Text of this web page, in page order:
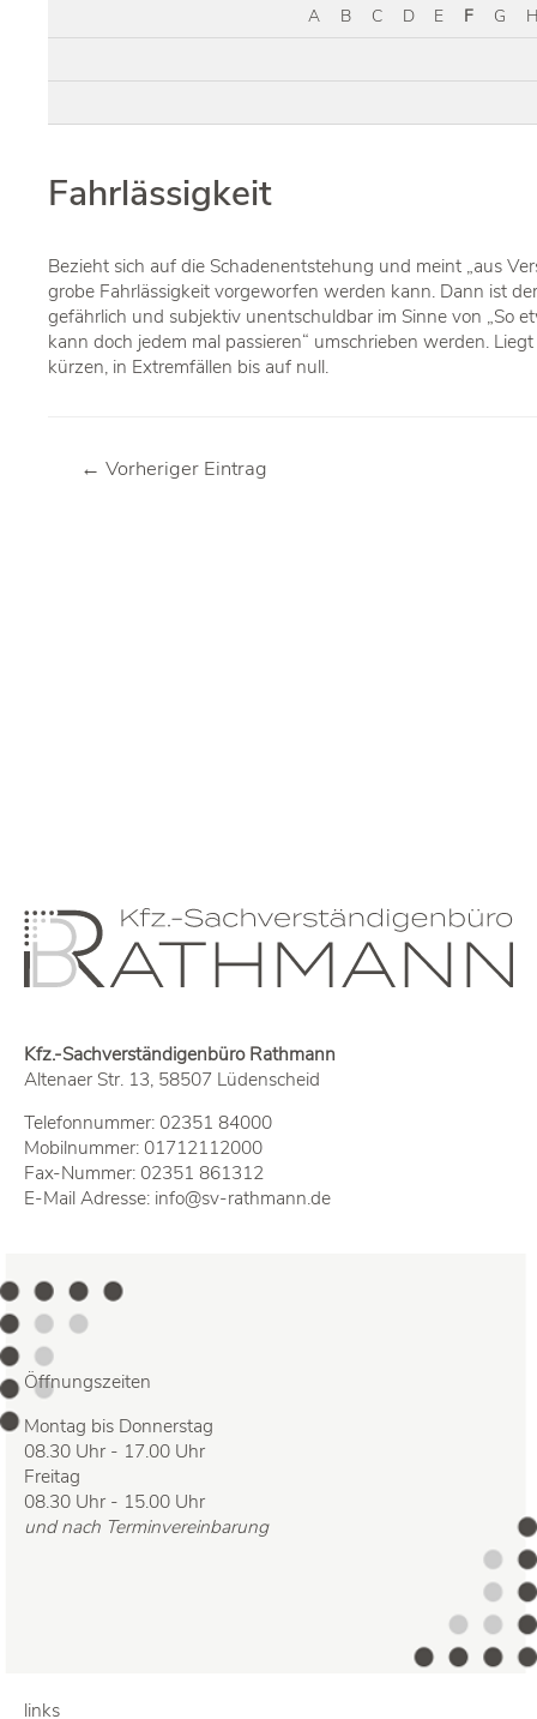
A B C D E F G
Fahrlässigkeit
Bezieht sich auf die Schadenentstehung und meint „aus
grobe Fahrlässigkeit vorgeworfen werden kann. Dann ist
gefährlich und subjektiv unentschuldbar im Sinne von „So
kann doch jedem mal passieren“ umschrieben werden.
kürzen, in Extremfällen bis auf null.
Beitragsnavigation
← Vorheriger Eintrag
Kfz.-Sachverständigenbüro Rathmann
Altenaer Str. 13, 58507 Lüdenscheid
Telefonnummer: 02351 84000
Mobilnummer: 01712112000
Fax-Nummer: 02351 861312
E-Mail Adresse: info@sv-rathmann.de
Öffnungszeiten
Montag bis Donnerstag
08.30 Uhr - 17.00 Uhr
Freitag
08.30 Uhr - 15.00 Uhr
und nach Terminvereinbarung
links